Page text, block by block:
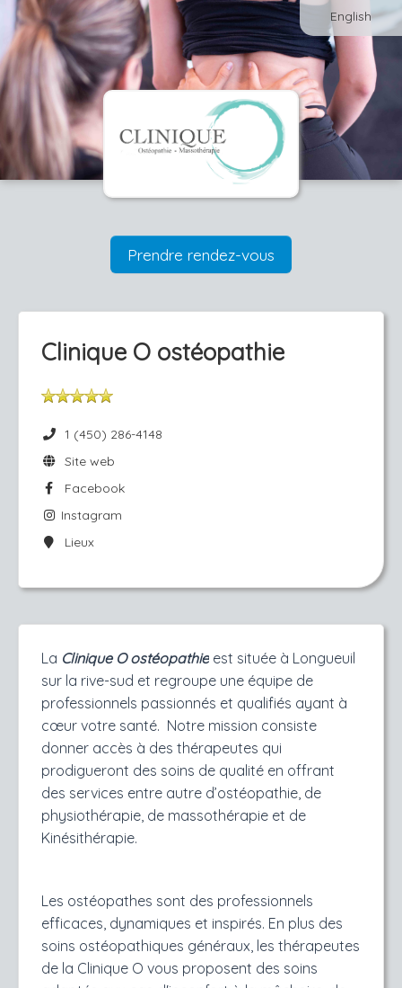
English
Prendre rendez-vous
Clinique O ostéopathie
1 (450) 286-4148
Site web
Facebook
Instagram
Lieux
La Clinique O ostéopathie est située à Longueuil
sur la rive-sud et regroupe une équipe de
professionnels passionnés et qualifiés ayant à
cœur votre santé. Notre mission consiste
donner accès à des thérapeutes qui
prodigueront des soins de qualité en offrant
des services entre autre d’ostéopathie, de
physiothérapie, de massothérapie et de
Kinésithérapie.
Les ostéopathes sont des professionnels
efficaces, dynamiques et inspirés. En plus des
soins ostéopathiques généraux, les thérapeutes
de la Clinique O vous proposent des soins